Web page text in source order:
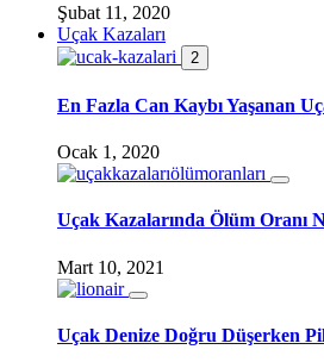
Şubat 11, 2020
Uçak Kazaları
2
En Fazla Can Kaybı Yaşanan
Ocak 1, 2020
Uçak Kazalarında Ölüm Oranı
Mart 10, 2021
Uçak Denize Doğru Düşerken